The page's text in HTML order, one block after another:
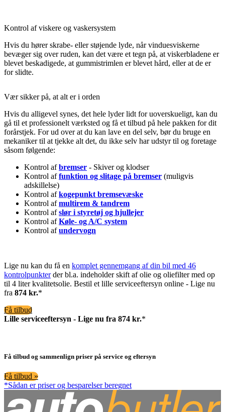
Kontrol af viskere og vaskersystem
Hvis du hører skrabe- eller støjende lyde, når vinduesviskerne
bevæger sig over ruden, kan det være et tegn på, at viskerbladene er
blevet beskadigede, at gummistrimlen er blevet hård, eller at de er
for slidte.
Vær sikker på, at alt er i orden
Hvis du alligevel synes, det hele lyder lidt for uoverskueligt, kan du
gå til et professionelt værksted og få et tilbud på hele pakken for dit
forårstjek. For ud over at du kan lave en del selv, bør du bruge en
mekaniker til at tjekke alt det, du ikke selv har udstyr til og foretage
såsom følgende:
Kontrol afbremser - Skiver og klodser
Kontrol affunktion og slitage på bremser (muligvis
adskillelse)
Kontrol afkogepunkt bremsevæske
Kontrol afmultirem & tandrem
Kontrol afslør i styretøj og hjullejer
Kontrol afKøle- og A/C system
Kontrol afundervogn
Lige nu kan du få en komplet gennemgang af din bil med 46
kontrolpunkterder bl.a. indeholder skift af olie og oliefilter med op
til 4 liter kvalitetsolie. Bestil et lille serviceeftersyn online - Lige nu
fra 874 kr.*
Få tilbud
Lille serviceeftersyn - Lige nu fra 874 kr.*
Få tilbud og sammenlign priser på service og eftersyn
Få tilbud »
*Sådan er priser og besparelser beregnet